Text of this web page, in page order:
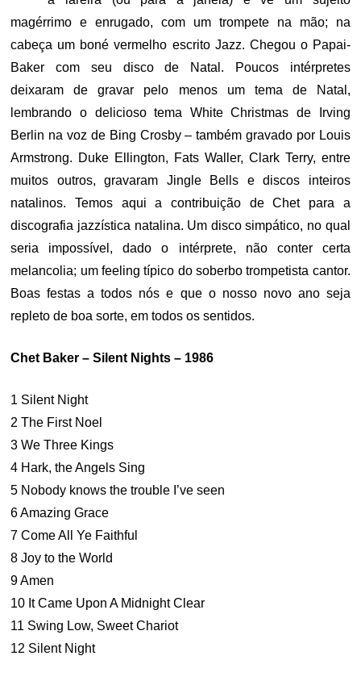
magérrimo e enrugado, com um trompete na mão; na
cabeça um boné vermelho escrito Jazz. Chegou o Papai-
Baker com seu disco de Natal. Poucos intérpretes
deixaram de gravar pelo menos um tema de Natal,
lembrando o delicioso tema White Christmas de Irving
Berlin na voz de Bing Crosby – também gravado por Louis
Armstrong. Duke Ellington, Fats Waller, Clark Terry, entre
muitos outros, gravaram Jingle Bells e discos inteiros
natalinos. Temos aqui a contribuição de Chet para a
discografia jazzística natalina. Um disco simpático, no qual
seria impossível, dado o intérprete, não conter certa
melancolia; um feeling típico do soberbo trompetista cantor.
Boas festas a todos nós e que o nosso novo ano seja
repleto de boa sorte, em todos os sentidos.
Chet Baker – Silent Nights – 1986
1 Silent Night
2 The First Noel
3 We Three Kings
4 Hark, the Angels Sing
5 Nobody knows the trouble I’ve seen
6 Amazing Grace
7 Come All Ye Faithful
8 Joy to the World
9 Amen
10 It Came Upon A Midnight Clear
11 Swing Low, Sweet Chariot
12 Silent Night